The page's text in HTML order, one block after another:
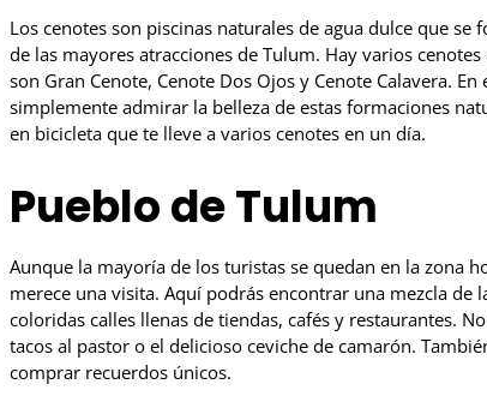
Los cenotes son piscinas naturales de agua dulce que
de las mayores atracciones de Tulum. Hay varios
son Gran Cenote, Cenote Dos Ojos y Cenote Calavera.
simplemente admirar la belleza de estas formaciones
en bicicleta que te lleve a varios cenotes en un día.
Pueblo de Tulum
Aunque la mayoría de los turistas se quedan en la zona
merece una visita. Aquí podrás encontrar una mezcla
coloridas calles llenas de tiendas, cafés y restaurantes.
tacos al pastor o el delicioso ceviche de camarón.
comprar recuerdos únicos.